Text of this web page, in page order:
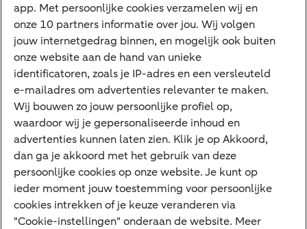
Jaaroverzicht
Machtiging
E.dentifier
Deposito
Uw situatie
Maatwerk in beleggen
Vermogensoverdracht
Ondernemen en overdracht
Bijdragen betere wereld
app. Met persoonlijke cookies verzamelen wij en
onze 10 partners informatie over jou. Wij volgen
jouw internetgedrag binnen, en mogelijk ook buiten
onze website aan de hand van unieke
identificatoren, zoals je IP-adres en een versleuteld
e-mailadres om advertenties relevanter te maken.
Wij bouwen zo jouw persoonlijke profiel op,
waardoor wij je gepersonaliseerde inhoud en
advertenties kunnen laten zien. Klik je op Akkoord,
dan ga je akkoord met het gebruik van deze
persoonlijke cookies op onze website. Je kunt op
ieder moment jouw toestemming voor persoonlijke
cookies intrekken of je keuze veranderen via
"Cookie-instellingen" onderaan de website. Meer